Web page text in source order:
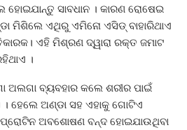
ହୋଇଯାନ୍ତୁ ସାବଧାନ । କାରଣ ରୋଷେଇ
ମିଶିଲେ ଏଥିରୁ ଏମିନୋ ଏସିଡ୍ ବାହାରିଥାଏ
ଏହି ମିଶ୍ରଣ ଦ୍ୱାରା ରକ୍ତ ଜମାଟ
।
ଅଲଗା ବ୍ୟବହାର କଲେ ଶରୀର ପାଇଁ
ହେଲେ ଅଣ୍ଡା ସହ ଏହାକୁ ଗୋଟିଏ
ଅବଶୋଷଣ ବନ୍ଦ ହୋଇଯାଉଥିବା